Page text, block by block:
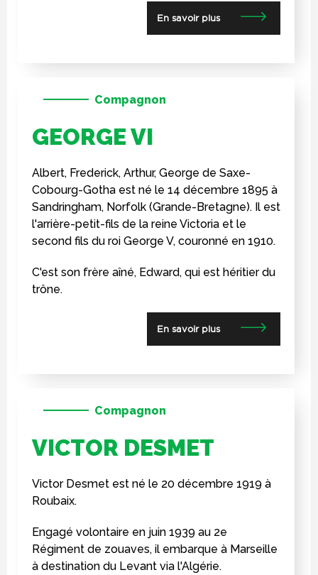
En savoir plus
Compagnon
GEORGE VI
Albert, Frederick, Arthur, George de Saxe-
Cobourg-Gotha est né le 14 décembre 1895 à
Sandringham, Norfolk (Grande-Bretagne). Il est
l'arrière-petit-fils de la reine Victoria et le
second fils du roi George V, couronné en 1910.
C'est son frère aîné, Edward, qui est héritier du
trône.
En savoir plus
Compagnon
VICTOR DESMET
Victor Desmet est né le 20 décembre 1919 à
Roubaix.
Engagé volontaire en juin 1939 au 2e
Régiment de zouaves, il embarque à Marseille
à destination du Levant via l'Algérie.